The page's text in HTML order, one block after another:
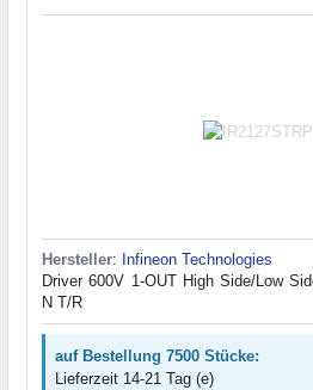
Hersteller: Infineon Technologies
Driver 600V 1-OUT High Side/Low
N T/R
auf Bestellung 7500 Stücke:
Lieferzeit 14-21 Tag (e)